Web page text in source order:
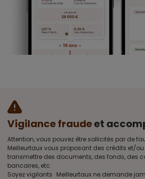
Vigilance fraudeet
Attention, vous pouvez être sollicités par de
Meilleurtaux vous proposant des crédits et/
transmettre des documents, des fonds, des
bancaires, etc.
Soyez vigilants · Meilleurtaux ne demande